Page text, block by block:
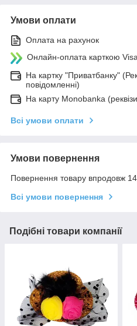
Умови оплати
Оплата на рахунок
Онлайн-оплата карткою
На картку "Приватбанку"
повідомленні)
На карту Monobanka
Всі умови оплати
Умови повернення
Повернення товару впродовж 14
Всі умови повернення
Подібні товари компанії